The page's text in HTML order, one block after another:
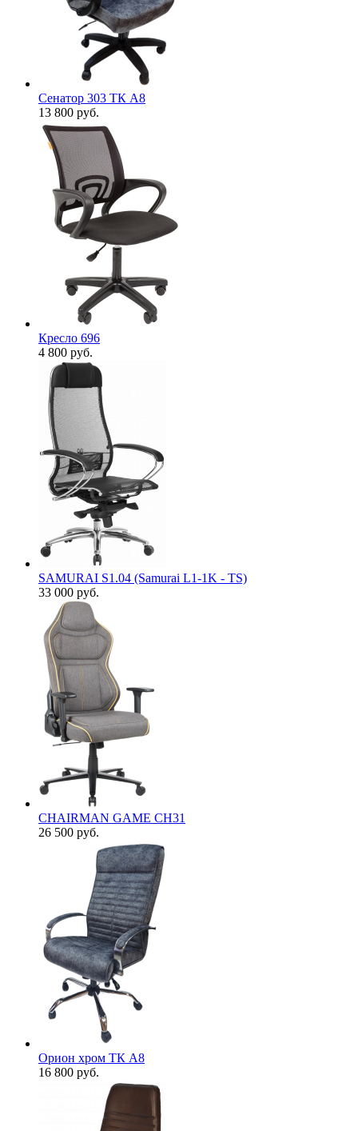
Сенатор 303 ТК А8
13 800 руб.
Кресло 696
4 800 руб.
SAMURAI S1.04 (Samurai L1-1K - TS)
33 000 руб.
CHAIRMAN GAME CH31
26 500 руб.
Орион хром ТК А8
16 800 руб.